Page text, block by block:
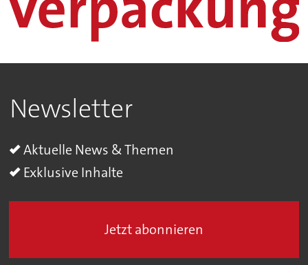
Newsletter
Aktuelle News & Themen
Exklusive Inhalte
Jetzt abonnieren